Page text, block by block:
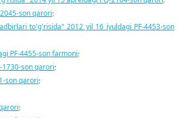
son qarori;
to'g'risida" 2012 yil 16 iyuldagi PF-4453-son
PF-4455-son farmoni;
son qarori;
son qarori;
;